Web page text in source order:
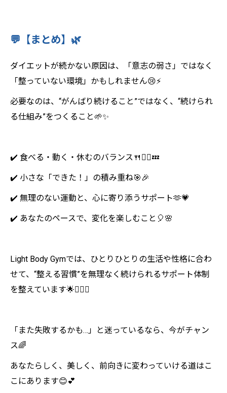
💬【まとめ】🌿
ダイエットが続かない原因は、「意志の弱さ」ではなく
「整っていない環境」かもしれません😢⚡
必要なのは、“がんばり続けること”ではなく、“続けられ
る仕組み”をつくること🌱✨
✔️ 食べる・動く・休むのバランス🍴🏃‍♀️💤
✔️ 小さな「できた！」の積み重ね🎯🎉
✔️ 無理のない運動と、心に寄り添うサポート🫶💗
✔️ あなたのペースで、変化を楽しむこと🎈🌸
Light Body Gymでは、ひとりひとりの生活や性格に合わ
せて、“整える習慣”を無理なく続けられるサポート体制
を整えています🌟🏋️‍♀️✨
「また失敗するかも…」と迷っているなら、今がチャン
ス🌈
あなたらしく、美しく、前向きに変わっていける道はこ
こにあります😊💕